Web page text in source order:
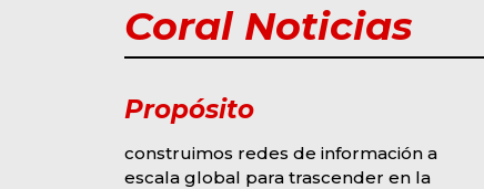
Coral Noticias
Propósito
construimos redes de información a
escala global para trascender en la